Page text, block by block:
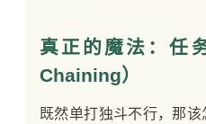
真正的魔法：任
Chaining）
既然单打独斗不行，那